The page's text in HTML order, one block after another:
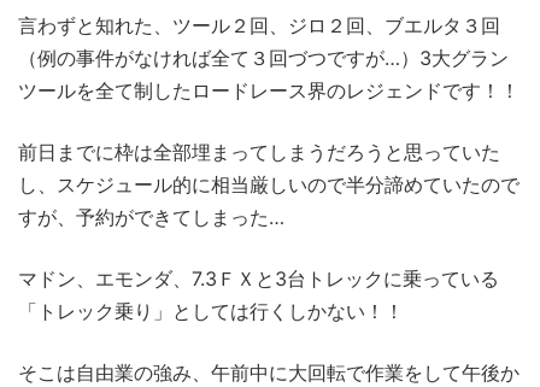
言わずと知れた、ツール２回、ジロ２回、ブエルタ３回
（例の事件がなければ全て３回づつですが…）3大グラン
ツールを全て制したロードレース界のレジェンドです！！
前日までに枠は全部埋まってしまうだろうと思っていた
し、スケジュール的に相当厳しいので半分諦めていたので
すが、予約ができてしまった…
マドン、エモンダ、7.3ＦＸと3台トレックに乗っている
「トレック乗り」としては行くしかない！！
そこは自由業の強み、午前中に大回転で作業をして午後か